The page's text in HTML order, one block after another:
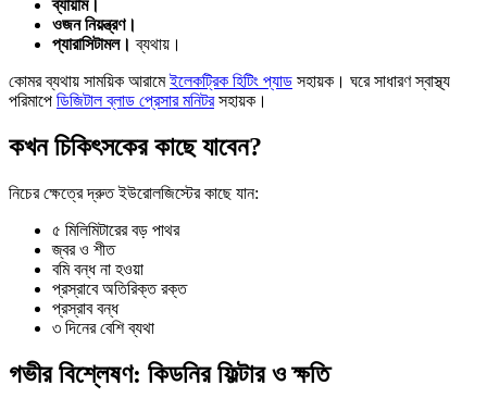
ব্যায়াম।
ওজন নিয়ন্ত্রণ।
প্যারাসিটামল। ব্যথায়।
কোমর ব্যথায় সাময়িক আরামেইলেকট্রিক হিটিং প্যাড সহায়ক। ঘরে সাধারণ স্বাস্থ্য
পরিমাপে ডিজিটাল ব্লাড প্রেসার মনিটরসহায়ক।
কখন চিকিৎসকের কাছে যাবেন?
নিচের ক্ষেত্রে দ্রুত ইউরোলজিস্টের কাছে যান:
৫ মিলিমিটারের বড় পাথর
জ্বর ও শীত
বমি বন্ধ না হওয়া
প্রস্রাবে অতিরিক্ত রক্ত
প্রস্রাব বন্ধ
৩ দিনের বেশি ব্যথা
গভীর বিশ্লেষণ: কিডনির ফিল্টার ও ক্ষতি